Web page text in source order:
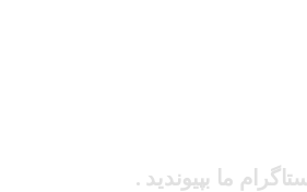
ما بپیوندید .